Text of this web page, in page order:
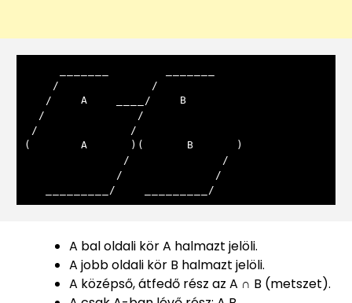
(       A      )(      B      )
   _________/    _________/
A bal oldali kör A halmazt jelöli.
A jobb oldali kör B halmazt jelöli.
A középső, átfedő rész az A ∩ B (metszet).